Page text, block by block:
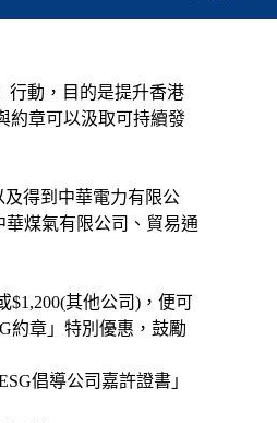
行動，目的是提升香港
約章可以汲取可持續發
及得到中華電力有限公
煤氣有限公司、貿易通
其他公司)，便可
約章」特別優惠，鼓勵
倡導公司嘉許證書」